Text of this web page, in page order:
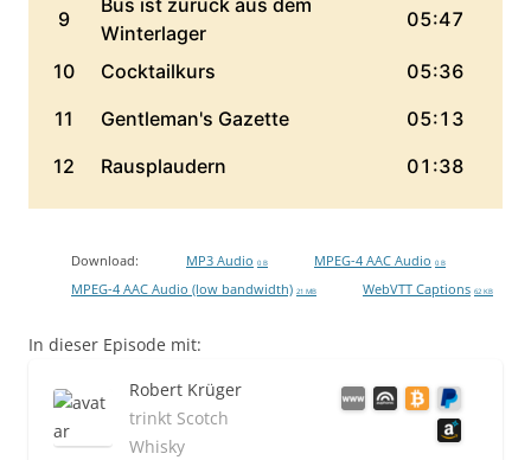
Download: MP3 Audio 0 B MPEG-4 AAC Audio 0 B
MPEG-4 AAC Audio (low bandwidth) 21 MB WebVTT Captions 62 KB
In dieser Episode mit:
Robert Krüger
trinkt Scotch
Whisky